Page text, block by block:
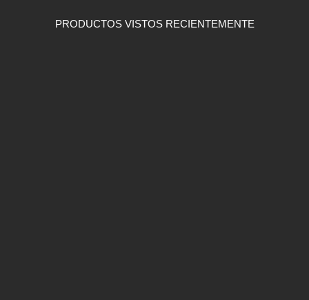
PRODUCTOS VISTOS RECIENTEMENTE